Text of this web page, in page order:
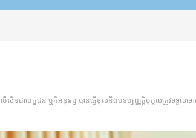
បើសិនជាបេក្ខជន ឬក៏អនុរក្ស បានធ្វើខុសនឹងបទប្បញ្ញតិ្តបុគ្គលត្រូវទទួ